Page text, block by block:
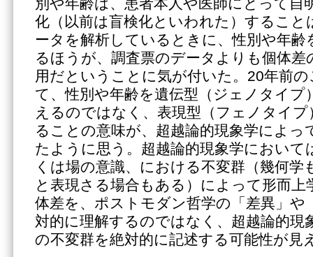
化（以前は盲検化といわれた）すること
ータを解析しているときに、性別や年齢
るほうが、調査票のデータよりも個体差
用だということに気が付いた。20年前
て、性別や年齢を遺伝型（ジェノタイプ
えるのではなく、表現型（フェノタイ
ることの意味が、超越論的現象学によっ
たように思う。超越論的現象学において
くは場の意識、における不変群（幾何学
と表現さる場合もある）によって形而上
体差を、ポストモダン哲学の「差異」や
対的に理解するのではなく、超越論的現
の不変群を絶対的に記述する可能性が見